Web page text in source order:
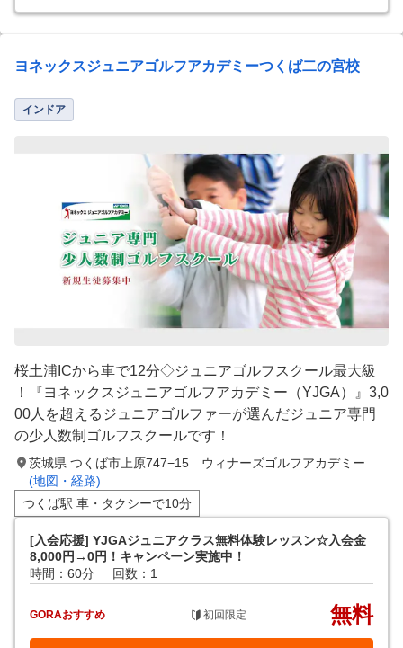
ヨネックスジュニアゴルフアカデミーつくば二の宮校
インドア
桜土浦ICから車で12分◇ジュニアゴルフスクール最大級
！『ヨネックスジュニアゴルフアカデミー（YJGA）』3,0
00人を超えるジュニアゴルファーが選んだジュニア専門
の少人数制ゴルフスクールです！
茨城県 つくば市上原747−15 ウィナーズゴルフアカデミー
(地図・経路)
つくば駅 車・タクシーで10分
[入会応援] YJGAジュニアクラス無料体験レッスン☆入会金
8,000円→0円！キャンペーン実施中！
時間：60分
回数：1
GORAおすすめ 初回限定 無料